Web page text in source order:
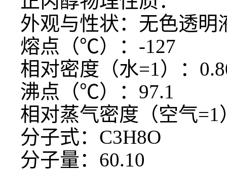
外观与性状：无色透明
熔点（℃）：-127
相对密度（水=1）：
沸点（℃）：97.1
相对蒸气密度（空气=1
分子式： C3H8O
分子量： 60.10